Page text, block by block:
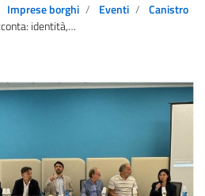
Imprese borghi Eventi
Canistro
comunità e futuro